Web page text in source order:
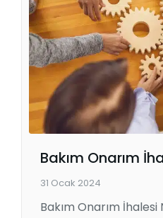
31 Ocak 2024
Bakım Onarım İhalesi